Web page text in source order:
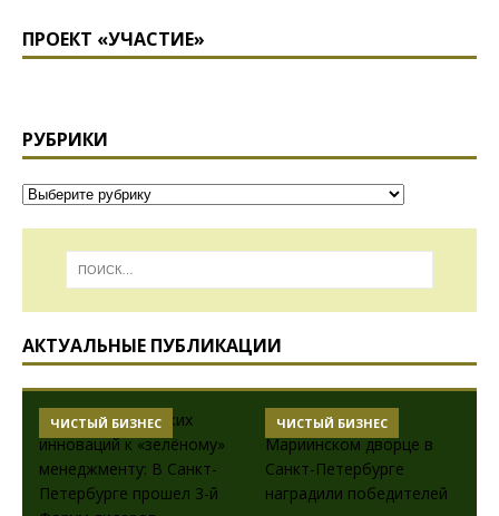
ПРОЕКТ «УЧАСТИЕ»
РУБРИКИ
АКТУАЛЬНЫЕ ПУБЛИКАЦИИ
ЧИСТЫЙ БИЗНЕС ЧИСТЫЙ БИЗНЕС